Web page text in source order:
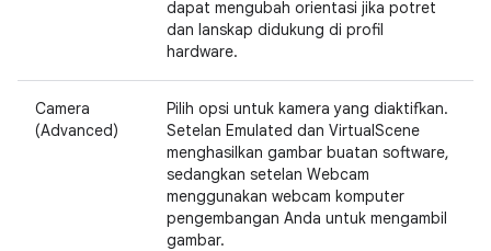
dapat mengubah orientasi jika potret
dan lanskap didukung di profil
hardware.
Camera
(Advanced)
Pilih opsi untuk kamera yang diaktifkan.
Setelan Emulated dan VirtualScene
menghasilkan gambar buatan software,
sedangkan setelan Webcam
menggunakan webcam komputer
pengembangan Anda untuk mengambil
gambar.